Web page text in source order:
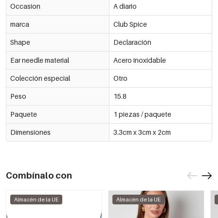
Occasion A diario
marca Club Spice
Shape Declaración
Ear needle material Acero inoxidable
Colección especial Otro
Peso 15.8
Paquete 1 piezas / paquete
Dimensiones 3.3cm x 3cm x 2cm
Combínalo con
Almacén de la UE Almacén de la UE